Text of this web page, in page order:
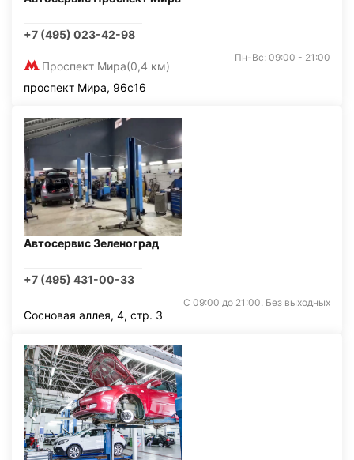
+7 (495) 023-42-98
Проспект Мира(0,4 км)
Пн-Вс: 09:00 - 21:00
проспект Мира, 96с16
Автосервис Зеленоград
+7 (495) 431-00-33
С 09:00 до 21:00. Без выходных
Сосновая аллея, 4, стр. 3